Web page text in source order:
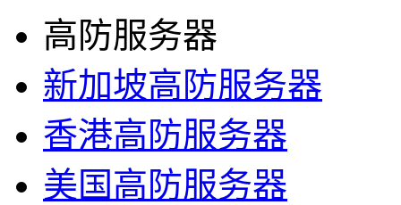
高防服务器
新加坡高防服务器
香港高防服务器
美国高防服务器